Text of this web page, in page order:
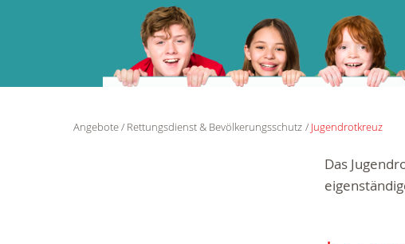
Angebote Rettungsdienst & Bevölkerungsschutz Jugendrotkreuz
Das